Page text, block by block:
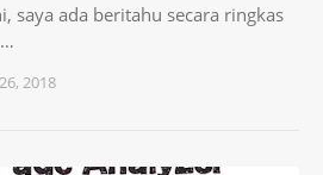
saya ada beritahu secara ringkas
2018